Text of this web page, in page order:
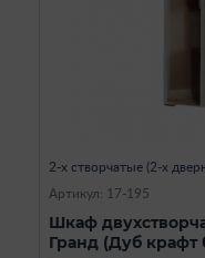
2-х створчатые (2-х
Артикул: 17-195
Шкаф
Гранд (Дуб крафт